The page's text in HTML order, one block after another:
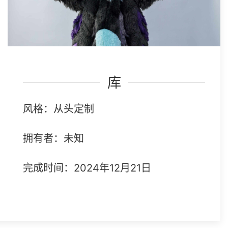
库
风格：从头定制
拥有者：未知
完成时间：2024年12月21日